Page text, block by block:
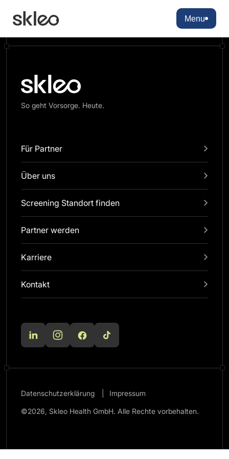
Menu
So geht Vorsorge. Heute.
Für Partner
Über uns
Screening Standort finden
Partner werden
Karriere
Kontakt
Datenschutzerklärung Impressum
©2026, Skleo Health GmbH. Alle Rechte vorbehalten.